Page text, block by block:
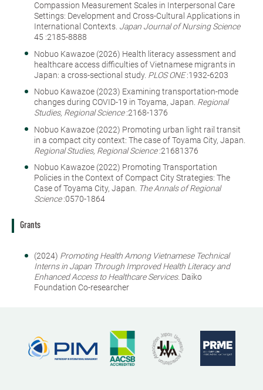
Compassion Measurement Scales in Interpersonal Care
Settings: Development and Cross-Cultural Applications in
International Contexts. Japan Journal of Nursing Science
45 :2185-8888
Nobuo Kawazoe (2026) Health literacy assessment and
healthcare access difficulties of Vietnamese migrants in
Japan: a cross-sectional study. PLOS ONE:1932-6203
Nobuo Kawazoe (2023) Examining transportation-mode
changes during COVID-19 in Toyama, Japan. Regional
Studies, Regional Science:2168-1376
Nobuo Kawazoe (2022) Promoting urban light rail transit
in a compact city context: The case of Toyama City, Japan.
Regional Studies, Regional Science:21681376
Nobuo Kawazoe (2022) Promoting Transportation
Policies in the Context of Compact City Strategies: The
Case of Toyama City, Japan. The Annals of Regional
Science:0570-1864
Grants
(2024) Promoting Health Among Vietnamese Technical
Interns in Japan Through Improved Health Literacy and
Enhanced Access to Healthcare Services. Daiko
Foundation Co-researcher